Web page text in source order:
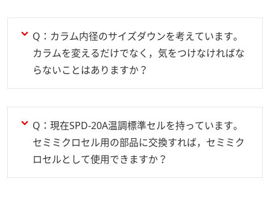
Q：カラム内径のサイズダウンを考えています。
カラムを変えるだけでなく，気をつけなければな
らないことはありますか？
Q：現在SPD-20A温調標準セルを持っています。
セミミクロセル用の部品に交換すれば，セミミク
ロセルとして使用できますか？